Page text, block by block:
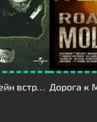
Дорога к